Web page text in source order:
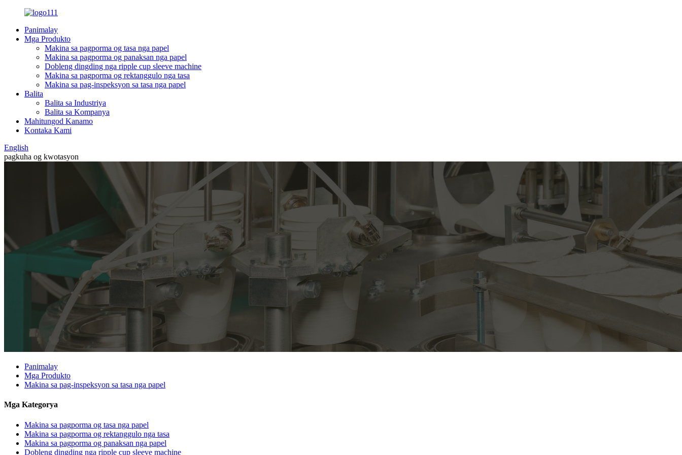
Panimalay
Mga Produkto
Makina sa pagporma og tasa nga papel
Makina sa pagporma og panaksan nga papel
Dobleng dingding nga ripple cup sleeve machine
Makina sa pagporma og rektanggulo nga tasa
Makina sa pag-inspeksyon sa tasa nga papel
Balita
Balita sa Industriya
Balita sa Kompanya
Mahitungod Kanamo
Kontaka Kami
English
pagkuha og kwotasyon
Panimalay
Mga Produkto
Makina sa pag-inspeksyon sa tasa nga papel
Mga Kategorya
Makina sa pagporma og tasa nga papel
Makina sa pagporma og rektanggulo nga tasa
Makina sa pagporma og panaksan nga papel
Dobleng dingding nga ripple cup sleeve machine